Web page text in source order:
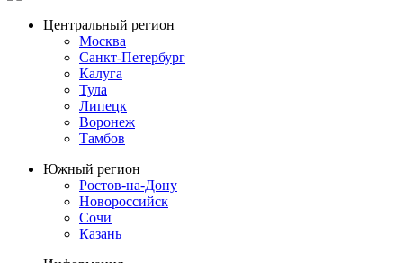
Центральный регион
Москва
Санкт-Петербург
Калуга
Тула
Липецк
Воронеж
Тамбов
Южный регион
Ростов-на-Дону
Новороссийск
Сочи
Казань